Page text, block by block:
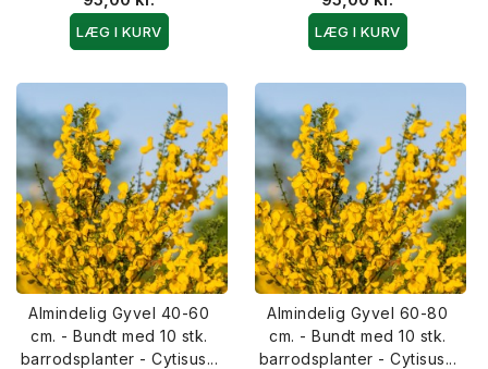
LÆG I KURV LÆG I KURV
Almindelig Gyvel 40-60
cm. - Bundt med 10 stk.
barrodsplanter - Cytisus...
Almindelig Gyvel 60-80
cm. - Bundt med 10 stk.
barrodsplanter - Cytisus...